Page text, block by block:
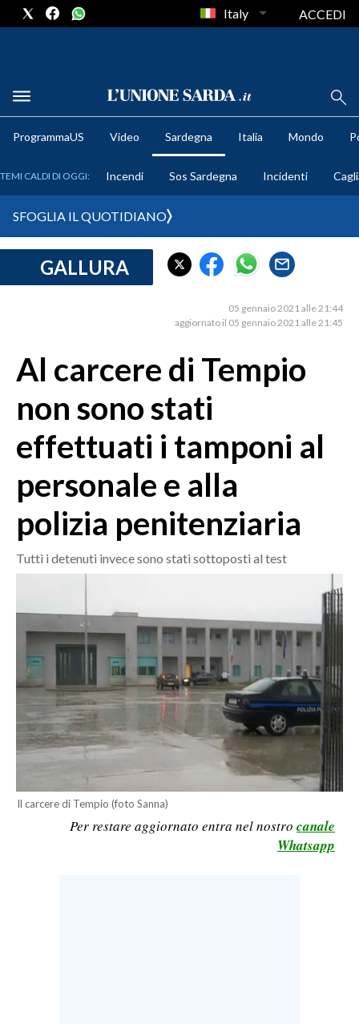
METEO
CRONACA SARDEGNA
MEDIO CAMPIDANO
SASSARI E PROVINCIA
GALLURA
NUORO E PROVINCIA
OGLIASTRA
AGENDA
ITALIA
POLITICA
ECONOMIA
SERVIZI ALLE IMPRESE
LAVORO
BANDI
SPORT IN SARDEGNA
Italy ACCEDI
ProgrammaUS Video Sardegna Italia Mondo
TEMI CALDI DI OGGI: Incendi Sos Sardegna Incidenti
SFOGLIA IL QUOTIDIANO
GALLURA
05 gennaio 2021 alle 21:44
aggiornato il 05 gennaio 2021 alle 21:45
Al carcere di Tempio
non sono stati
effettuati i tamponi al
personale e alla
polizia penitenziaria
Tutti i detenuti invece sono stati sottoposti al test
Il carcere di Tempio (foto Sanna)
Per restare aggiornato entra nel nostro canale
Whatsapp